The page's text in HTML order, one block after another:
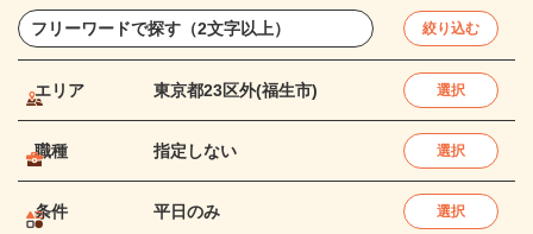
絞り込む
エリア 東京都23区外(福生市) 選択
職種 指定しない 選択
条件 平日のみ 選択